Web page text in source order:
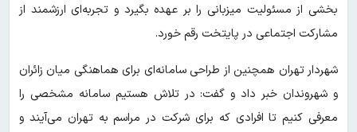
بخشی از مسئولیت میزبانی را بر عهده بگیرد و تجربه‌ای ارزشمند از
مشارکت اجتماعی در پایتخت رقم خورد.
شهردار تهران همچنین از طراحی سامانه‌ای برای هماهنگی میان زائران
و شهروندان خبر داد و گفت: در تلاش هستیم سامانه مشخصی را
معرفی کنیم تا افرادی که برای شرکت در مراسم به تهران می‌آیند و